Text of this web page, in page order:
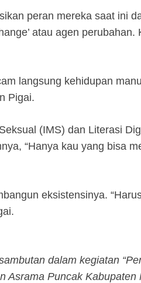
peran mereka saat ini
atau agen
langsung kehidupan
Pigai.
(IMS) dan Literasi
“Hanya kau yang bisa
eksistensinya.
dalam kegiatan
Puncak